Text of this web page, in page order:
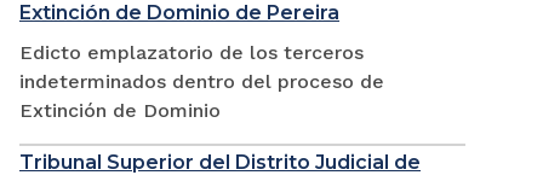
Extinción de Dominio de Pereira
Edicto emplazatorio de los terceros
indeterminados dentro del proceso de
Extinción de Dominio
Tribunal Superior del Distrito Judicial de